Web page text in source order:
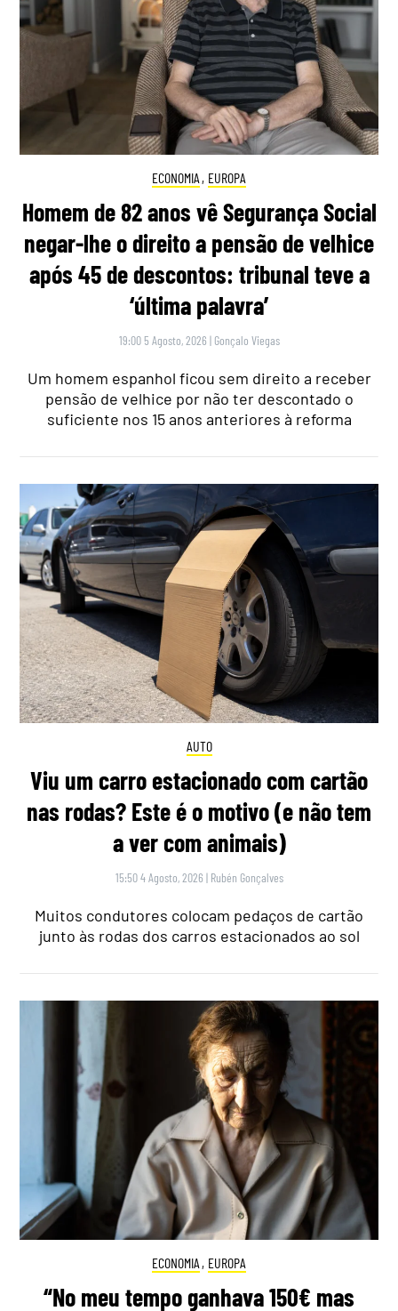
ECONOMIA , EUROPA
Homem de 82 anos vê Segurança Social
negar-lhe o direito a pensão de velhice
após 45 de descontos: tribunal teve a
‘última palavra’
19:00 5 Agosto, 2026 | Gonçalo Viegas
Um homem espanhol ficou sem direito a receber
pensão de velhice por não ter descontado o
suficiente nos 15 anos anteriores à reforma
AUTO
Viu um carro estacionado com cartão
nas rodas? Este é o motivo (e não tem
a ver com animais)
15:50 4 Agosto, 2026 | Rubén Gonçalves
Muitos condutores colocam pedaços de cartão
junto às rodas dos carros estacionados ao sol
ECONOMIA , EUROPA
“No meu tempo ganhava 150€ mas